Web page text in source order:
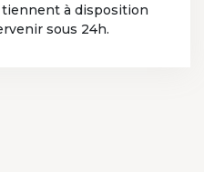
à disposition
sous 24h.